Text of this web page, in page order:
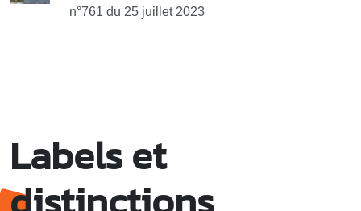
n°761 du 25 juillet 2023
Labels et